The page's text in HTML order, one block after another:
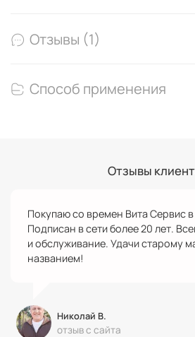
Отзывы (1)
Способ применения
Отзывы
Покупаю со времен Вита Сервис
Подписан в сети более 20 лет.
и обслуживание. Удачи старому
названием!
Николай В.
отзыв с сайта